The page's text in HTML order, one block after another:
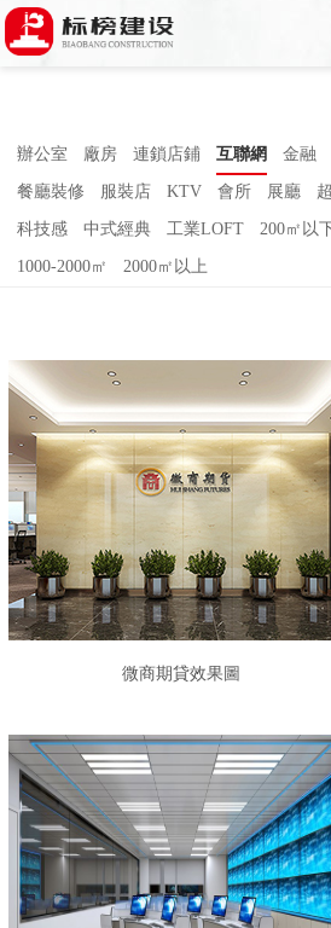
草莓视频下载网址,草莓
下载色,草莓视频APP无限
辦公室 廠房 連鎖店鋪 互聯網 金融
餐廳裝修 服裝店 KTV 會所 展廳
科技感 中式經典 工業LOFT 200㎡以
1000-2000㎡ 2000㎡以上
微商期貸效果圖